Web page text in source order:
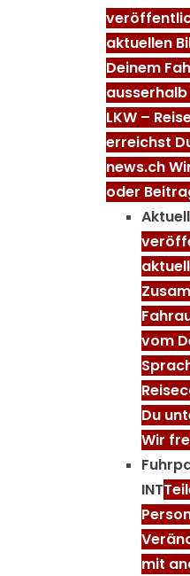
aktuellen
Deinem
ausserhalb
LKW –
erreichst
news.ch
oder
vom
Du
Wir
INT
mit